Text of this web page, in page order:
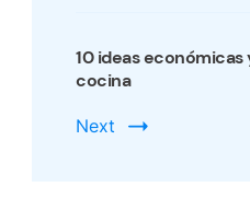
10 ideas
cocina
Next